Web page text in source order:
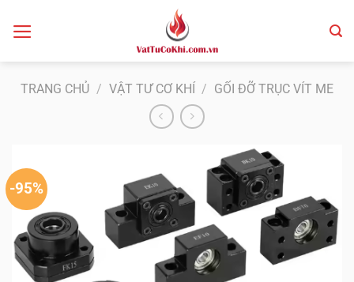
qua
TRANG CHỦ / VẬT TƯ CƠ KHÍ / GỐI ĐỠ TRỤC VÍT ME
-95%